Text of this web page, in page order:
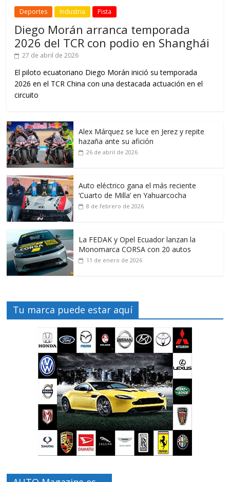
Deportes Industria Pista
Diego Morán arranca temporada
2026 del TCR con podio en Shanghái
27 de abril de 2026
El piloto ecuatoriano Diego Morán inició su temporada
2026 en el TCR China con una destacada actuación en el
circuito
Alex Márquez se luce en Jerez y repite
hazaña ante su afición
26 de abril de 2026
Auto eléctrico gana el más reciente
‘Cuarto de Milla’ en Yahuarcocha
8 de febrero de 2026
La FEDAK y Opel Ecuador lanzan la
Monomarca CORSA con 20 autos
11 de enero de 2026
Tu marca puede estar aquí